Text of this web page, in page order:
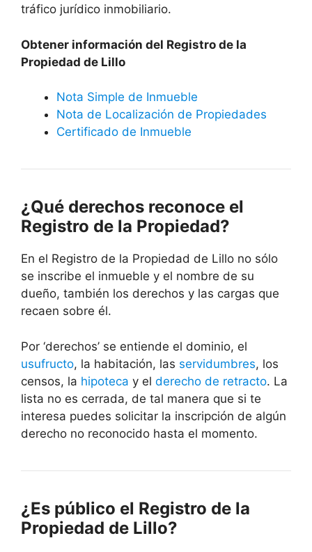
tráfico jurídico inmobiliario.
Obtener información del Registro de la
Propiedad de Lillo
Nota Simple de Inmueble
Nota de Localización de Propiedades
Certificado de Inmueble
¿Qué derechos reconoce el
Registro de la Propiedad?
En el Registro de la Propiedad de Lillo no sólo
se inscribe el inmueble y el nombre de su
dueño, también los derechos y las cargas que
recaen sobre él.
Por ‘derechos’ se entiende el dominio, el
usufructo, la habitación, las servidumbres, los
censos, la hipoteca y el derecho de retracto. La
lista no es cerrada, de tal manera que si te
interesa puedes solicitar la inscripción de algún
derecho no reconocido hasta el momento.
¿Es público el Registro de la
Propiedad de Lillo?